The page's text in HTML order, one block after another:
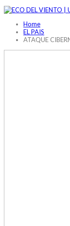
Home
EL PAIS
ATAQUE